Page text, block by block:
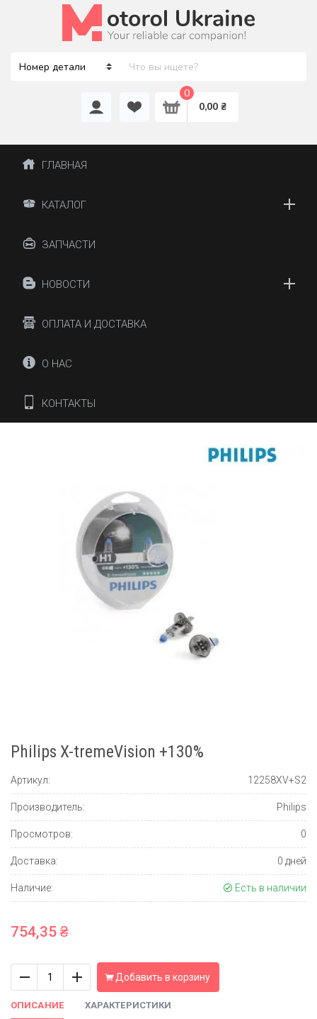
0,00 ₴
0
ГЛАВНАЯ
КАТАЛОГ
ЗАПЧАСТИ
НОВОСТИ
ОПЛАТА И ДОСТАВКА
О НАС
КОНТАКТЫ
Philips X-tremeVision +130%
Артикул: 12258XV+S2
Производитель: Philips
Просмотров: 0
Доставка: 0 дней
Наличие: Есть в наличии
754,35 ₴
Добавить в корзину
ОПИСАНИЕ ХАРАКТЕРИСТИКИ